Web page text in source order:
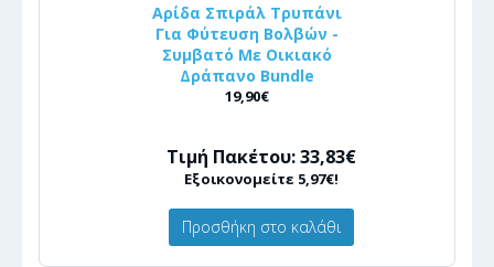
Αρίδα Σπιράλ Τρυπάνι
Για Φύτευση Βολβών -
Συμβατό Με Οικιακό
Δράπανο Bundle
19,90€
Τιμή Πακέτου: 33,83€
Εξοικονομείτε 5,97€!
Προσθήκη στο καλάθι